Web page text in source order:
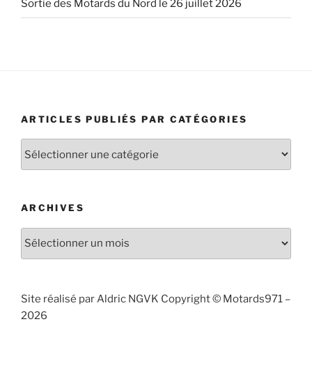
Sortie des Motards du Nord le 26 juillet 2026
ARTICLES PUBLIÉS PAR CATÉGORIES
ARCHIVES
Archives
Site réalisé par Aldric NGVK Copyright © Motards971 –
2026